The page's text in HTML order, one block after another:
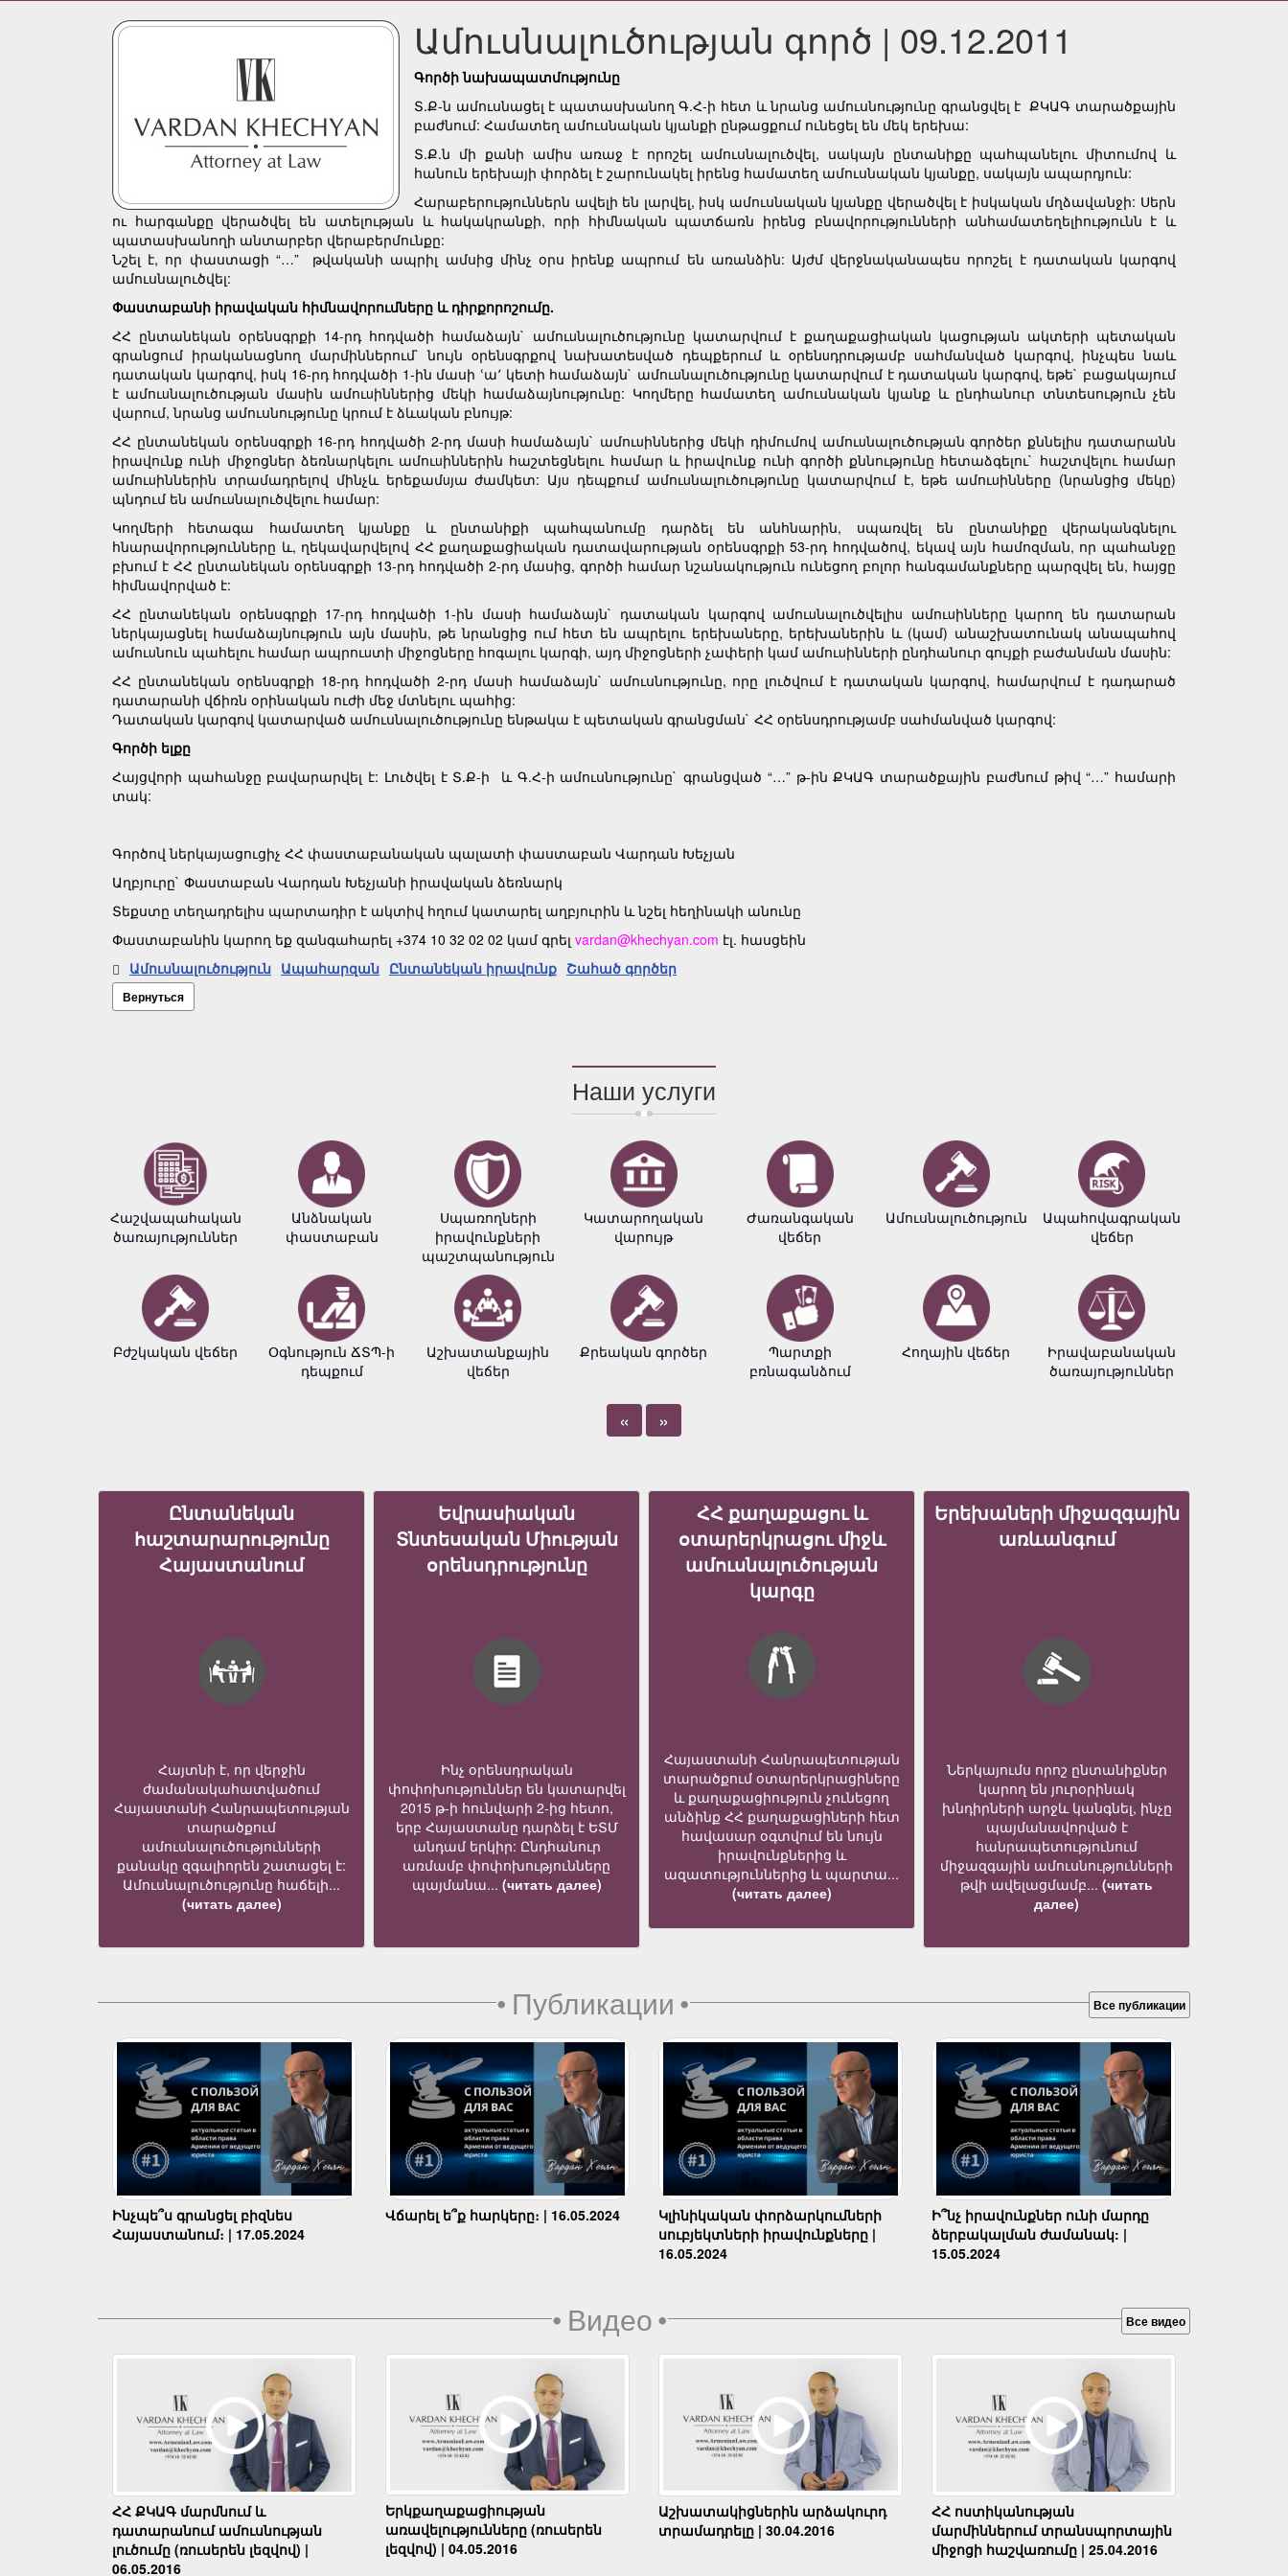
Ամուսնալուծության գործ | 09.12.2011
Գործի նախապատմությունը
Տ.Ք-ն ամուսնացել է պատասխանող Գ.Հ-ի հետ և նրանց ամուսնությունը գրանցվել է ՔԿԱԳ տարածքային
բաժնում: Համատեղ ամուսնական կյանքի ընթացքում ունեցել են մեկ երեխա:
Տ.Ք.ն մի քանի ամիս առաջ է որոշել ամուսնալուծվել, սակայն ընտանիքը պահպանելու միտումով և
հանուն երեխայի փորձել է շարունակել իրենց համատեղ ամուսնական կյանքը, սակայն ապարդյուն:
Հարաբերություններն ավելի են լարվել, իսկ ամուսնական կյանքը վերածվել է իսկական մղձավանջի: Սերն
ու հարգանքը վերածվել են ատելության և հակակրանքի, որի հիմնական պատճառն իրենց բնավորությունների անհամատեղելիությունն է և
պատասխանողի անտարբեր վերաբերմունքը:
Նշել է, որ փաստացի “…” թվականի ապրիլ ամսից մինչ օրս իրենք ապրում են առանձին: Այժմ վերջնականապես որոշել է դատական կարգով
ամուսնալուծվել:
Փաստաբանի իրավական հիմնավորումները և դիրքորոշումը.
ՀՀ ընտանեկան օրենսգրքի 14-րդ հոդվածի համաձայն` ամուuնալուծությունը կատարվում է քաղաքացիական կացության ակտերի պետական
գրանցում իրականացնող մարմիններում` նույն oրենuգրքով նախատեuված դեպքերում և oրենuդրությամբ uահմանված կարգով, ինչպեu նաև
դատական կարգով, իսկ 16-րդ հոդվածի 1-ին մասի ՙա՚ կետի համաձայն` ամուuնալուծությունը կատարվում է դատական կարգով, եթե` բացակայում
է ամուuնալուծության մաuին ամուuիններից մեկի համաձայնությունը: Կողմերը համատեղ ամուսնական կյանք և ընդհանուր տնտեսություն չեն
վարում, նրանց ամուսնությունը կրում է ձևական բնույթ:
ՀՀ ընտանեկան օրենսգրքի 16-րդ հոդվածի 2-րդ մասի համաձայն` ամուuիններից մեկի դիմումով ամուuնալուծության գործեր քննելիu դատարանն
իրավունք ունի միջոցներ ձեռնարկելու ամուuիններին հաշտեցնելու համար և իրավունք ունի գործի քննությունը հետաձգելու` հաշտվելու համար
ամուuիններին տրամադրելով մինչև երեքամuյա ժամկետ: Այu դեպքում ամուuնալուծությունը կատարվում է, եթե ամուuինները (նրանցից մեկը)
պնդում են ամուuնալուծվելու համար:
Կողմերի հետագա համատեղ կյանքը և ընտանիքի պահպանումը դարձել են անհնարին, սպառվել են ընտանիքը վերականգնելու
հնարավորությունները և, ղեկավարվելով ՀՀ քաղաքացիական դատավարության օրենսգրքի 53-րդ հոդվածով, եկավ այն համոզման, որ պահանջը
բխում է ՀՀ ընտանեկան օրենսգրքի 13-րդ հոդվածի 2-րդ մասից, գործի համար նշանակություն ունեցող բոլոր հանգամանքները պարզվել են, հայցը
հիմնավորված է:
ՀՀ ընտանեկան օրենսգրքի 17-րդ հոդվածի 1-ին մասի համաձայն` դատական կարգով ամուuնալուծվելիu ամուuինները կարող են դատարան
ներկայացնել համաձայնություն այն մաuին, թե նրանցից ում հետ են ապրելու երեխաները, երեխաներին և (կամ) անաշխատունակ անապահով
ամուuնուն պահելու համար ապրուuտի միջոցները հոգալու կարգի, այդ միջոցների չափերի կամ ամուuինների ընդհանուր գույքի բաժանման մաuին:
ՀՀ ընտանեկան օրենսգրքի 18-րդ հոդվածի 2-րդ մասի համաձայն` ամուսնությունը, որը լուծվում է դատական կարգով, համարվում է դադարած
դատարանի վճիռն օրինական ուժի մեջ մտնելու պահից:
Դատական կարգով կատարված ամուսնալուծությունը ենթակա է պետական գրանցման` ՀՀ օրենսդրությամբ սահմանված կարգով:
Գործի ելքը
Հայցվորի պահանջը բավարարվել է: Լուծվել է Տ.Ք-ի և Գ.Հ-ի ամուսնությունը` գրանցված “…” թ-ին ՔԿԱԳ տարածքային բաժնում թիվ “…” համարի
տակ:
Գործով ներկայացուցիչ ՀՀ փաստաբանական պալատի փաստաբան Վարդան Խեչյան
Աղբյուրը` Փաստաբան Վարդան Խեչյանի իրավական ձեռնարկ
Տեքստը տեղադրելիս պարտադիր է ակտիվ հղում կատարել աղբյուրին և նշել հեղինակի անունը
Փաստաբանին կարող եք զանգահարել +374 10 32 02 02 կամ գրել vardan@khechyan.com էլ. հասցեին
Ամուսնալուծություն Ապահարզան Ընտանեկան իրավունք Շահած գործեր
Вернуться
Наши услуги
Հաշվապահական
ծառայություններ
Բժշկական վեճեր
Անձնական
փաստաբան
Օգնություն ՃՏՊ-ի
դեպքում
Սպառողների
իրավունքների
պաշտպանություն
Աշխատանքային
վեճեր
Կատարողական
վարույթ
Քրեական գործեր
Ժառանգական
վեճեր
Պարտքի
բռնագանձում
Ամուսնալուծություն
Հողային վեճեր
Ապահովագրական
վեճեր
Իրավաբանական
ծառայություններ
« »
Ընտանեկան
հաշտարարությունը
Հայաստանում
Հայտնի է, որ վերջին
ժամանակահատվածում
Հայաստանի Հանրապետության
տարածքում
ամուսնալուծությունների
քանակը զգալիորեն շատացել է:
Ամուսնալուծությունը հաճելի...
(читать далее)
Եվրասիական
Տնտեսական Միության
օրենսդրությունը
Ինչ օրենսդրական
փոփոխություններ են կատարվել
2015 թ-ի հունվարի 2-ից հետո,
երբ Հայաստանը դարձել է ԵՏՄ
անդամ երկիր: Ընդհանուր
առմամբ փոփոխությունները
պայմանա... (читать далее)
ՀՀ քաղաքացու և
օտարերկրացու միջև
ամուսնալուծության
կարգը
Հայաստանի Հանրապետության
տարածքում օտարերկրացիները
և քաղաքացիություն չունեցող
անձինք ՀՀ քաղաքացիների հետ
հավասար օգտվում են նույն
իրավունքներից և
ազատություններից և պարտա...
(читать далее)
Երեխաների միջազգային
առևանգում
Ներկայումս որոշ ընտանիքներ
կարող են յուրօրինակ
խնդիրների արջև կանգնել, ինչը
պայմանավորված է
հանրապետությունում
միջազգային ամուսնությունների
թվի ավելացմամբ... (читать
далее)
• Публикации• Все публикации
Ինչպե՞ս գրանցել բիզնես
Հայաստանում։ | 17.05.2024
Վճարել ե՞ք հարկերը։ | 16.05.2024
Կլինիկական փորձարկումների
սուբյեկտների իրավունքները |
16.05.2024
Ի՞նչ իրավունքներ ունի մարդը
ձերբակալման ժամանակ: |
15.05.2024
• Видео• Все видео
ՀՀ ՔԿԱԳ մարմնում և
դատարանում ամուսնության
լուծումը (ռուսերեն լեզվով) |
06.05.2016
Երկքաղաքացիության
առավելությունները (ռուսերեն
լեզվով) | 04.05.2016
Աշխատակիցներին արձակուրդ
տրամադրելը | 30.04.2016
ՀՀ ոստիկանության
մարմիններում տրանսպորտային
միջոցի հաշվառումը | 25.04.2016